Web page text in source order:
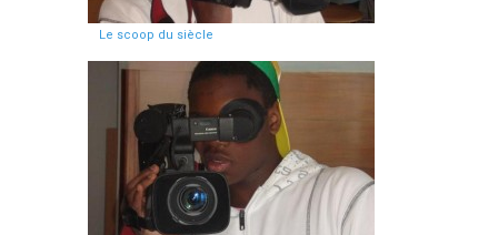
Le scoop du siècle